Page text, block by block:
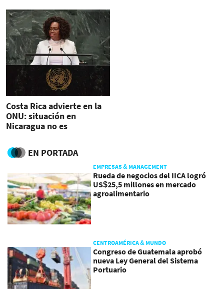
Costa Rica advierte en la
ONU: situación en
Nicaragua no es
EN PORTADA
EMPRESAS & MANAGEMENT
Rueda de negocios del IICA logró
US$25,5 millones en mercado
agroalimentario
CENTROAMÉRICA & MUNDO
Congreso de Guatemala aprobó
nueva Ley General del Sistema
Portuario